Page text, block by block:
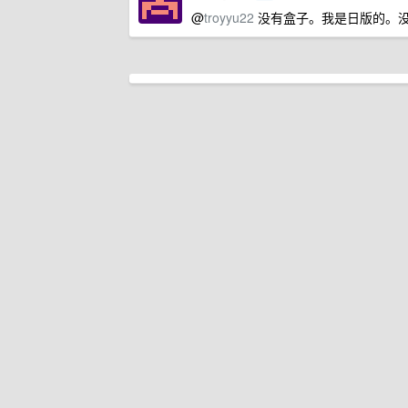
@troyyu22 没有盒子。我是日版的。